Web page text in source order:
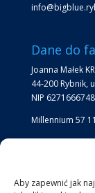
Aby zapewnić jak
Dane do
Joanna Małek
44-200 Rybnik,
NIP 6271666748
Millennium 57
Lokalizacja Big